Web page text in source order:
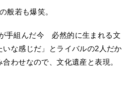
般若も爆笑。
手組んだ今 必然的に生まれる文
な感じだ」とライバルの2人だか
わせなので、文化遺産と表現。